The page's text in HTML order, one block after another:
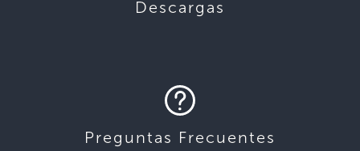
Descargas
Preguntas Frecuentes